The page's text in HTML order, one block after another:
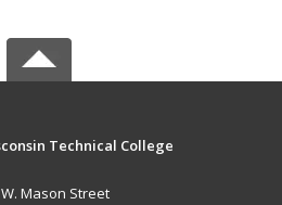
Technical College
Mason Street